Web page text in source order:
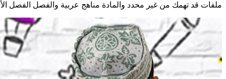
ملفات قد تهمك من غير محدد والمادة مناهج عربية والفصل الفصل